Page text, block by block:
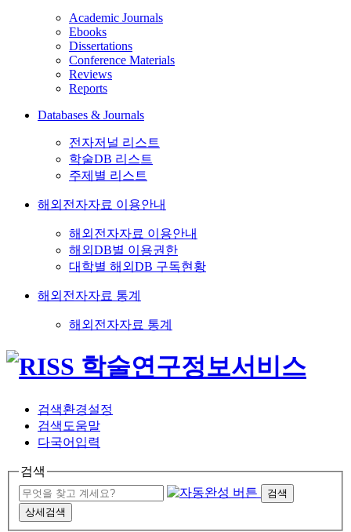
Academic Journals
Ebooks
Dissertations
Conference Materials
Reviews
Reports
Databases & Journals
전자저널 리스트
학술DB 리스트
주제별 리스트
해외전자자료 이용안내
해외전자자료 이용안내
해외DB별 이용권한
대학별 해외DB 구독현황
해외전자자료 통계
해외전자자료 통계
검색환경설정
검색도움말
다국어입력
검색
검색
상세검색